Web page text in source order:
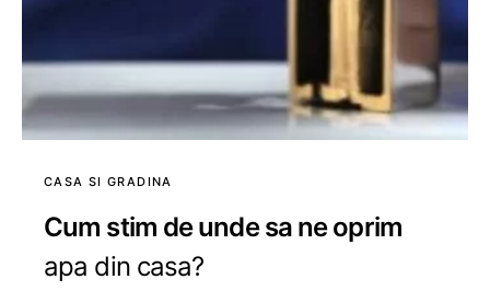
CASA SI GRADINA
Cum stim de unde sa ne oprim
apa din casa?